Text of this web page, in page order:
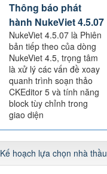
Thông báo phát
hành NukeViet 4.5.07
NukeViet 4.5.07 là Phiên
bản tiếp theo của dòng
NukeViet 4.5, trọng tâm
là xử lý các vấn đề xoay
quanh trình soạn thảo
CKEditor 5 và tính năng
block tùy chỉnh trong
giao diện
Kế hoạch lựa chọn nhà thầu